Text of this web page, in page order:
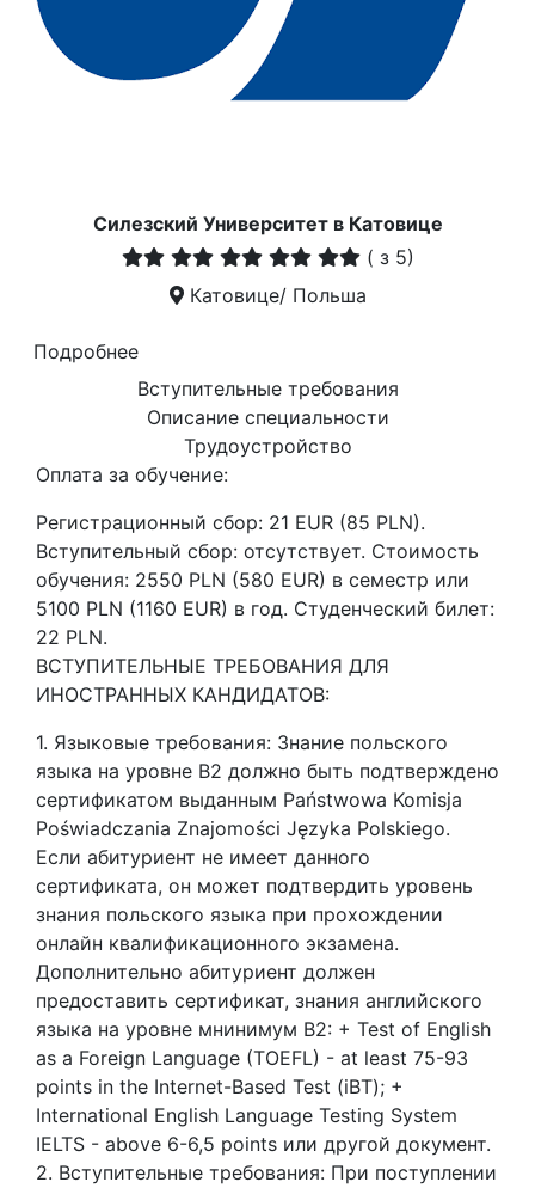
Силезский Университет в Катовице
( з 5)
Катовице/ Польша
Подробнее
Вступительные требования
Описание специальности
Трудоустройство
Оплата за обучение:
Регистрационный сбор: 21 EUR (85 PLN).
Вступительный сбор: отсутствует. Стоимость
обучения: 2550 PLN (580 EUR) в семестр или
5100 PLN (1160 EUR) в год. Студенческий билет:
22 PLN.
ВСТУПИТЕЛЬНЫЕ ТРЕБОВАНИЯ ДЛЯ
ИНОСТРАННЫХ КАНДИДАТОВ:
1. Языковые требования: Знание польского
языка на уровне В2 должно быть подтверждено
сертификатом выданным Państwowa Komisja
Poświadczania Znajomości Języka Polskiego.
Если абитуриент не имеет данного
сертификата, он может подтвердить уровень
знания польского языка при прохождении
онлайн квалификационного экзамена.
Дополнительно абитуриент должен
предоставить сертификат, знания английского
языка на уровне мнинимум В2: + Test of English
as a Foreign Language (TOEFL) - at least 75-93
points in the Internet-Based Test (iBT); +
International English Language Testing System
IELTS - above 6-6,5 points или другой документ.
2. Вступительные требования: При поступлении